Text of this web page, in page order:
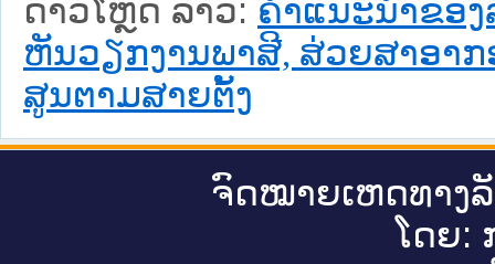
ດາວໂຫຼດ ລາວ: ຄຳແນະນຳຂອ
ຫັນວຽກງານພາສີ, ສ່ວຍສາອາ
ສູນຕາມສາຍຕັ້ງ
ຈົດ​ໝາຍ​ເຫດ​ທາງ​
ໂດຍ: